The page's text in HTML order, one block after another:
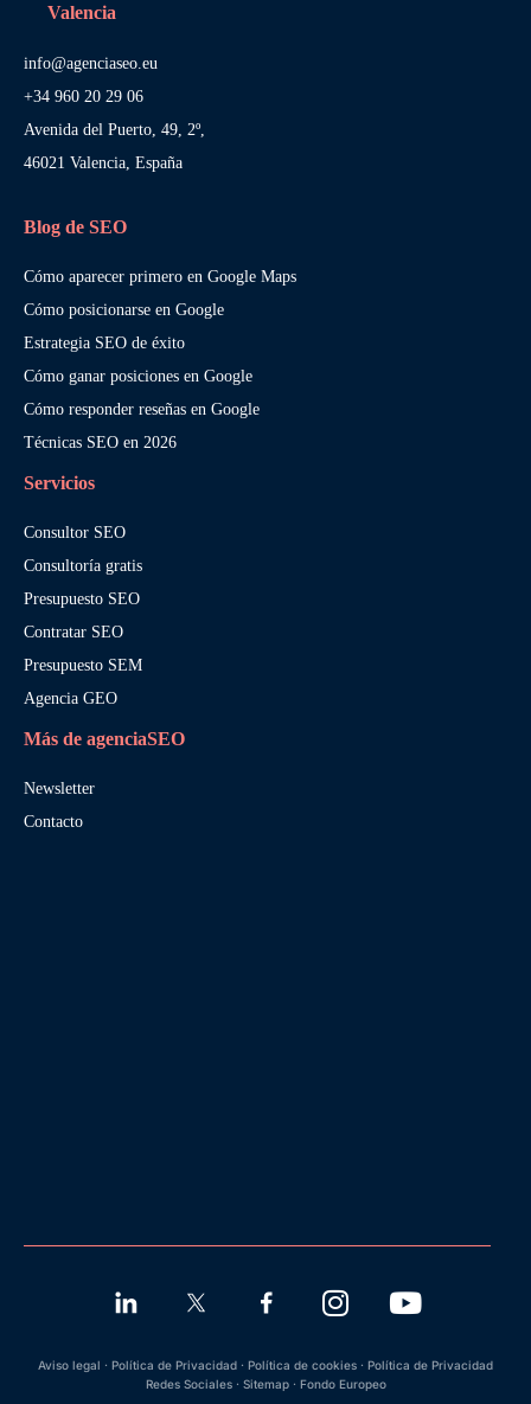
Valencia
info@agenciaseo.eu
+34 960 20 29 06
Avenida del Puerto, 49, 2º,
46021 Valencia, España
Blog de SEO
Cómo aparecer primero en Google Maps
Cómo posicionarse en Google
Estrategia SEO de éxito
Cómo ganar posiciones en Google
Cómo responder reseñas en Google
Técnicas SEO en 2026
Servicios
Consultor SEO
Consultoría gratis
Presupuesto SEO
Contratar SEO
Presupuesto SEM
Agencia GEO
Más de agenciaSEO
Newsletter
Contacto
Aviso legal · Política de Privacidad · Política de cookies · Política de Privacidad
Redes Sociales· Sitemap· Fondo Europeo